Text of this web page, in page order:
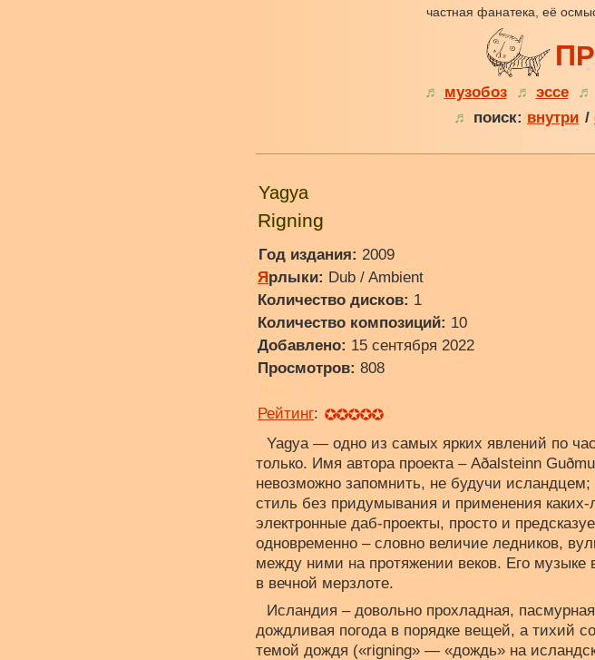
частная фанатека, её
ПР
♬ музобоз ♬ эссе ♬
♬
поиск: внутри /
Yagya
Rigning
Год издания: 2009
Ярлыки: Dub / Ambient
Количество дисков: 1
Количество композиций: 10
Добавлено: 15 сентября 2022
Просмотров: 808
Рейтинг:
Yagya — одно из самых ярких явлений по
только. Имя автора проекта – Aðalsteinn
невозможно запомнить, не будучи
стиль без придумывания и применения
электронные даб-проекты, просто и
одновременно – словно величие ледников,
между ними на протяжении веков. Его музыке
в вечной мерзлоте.
Исландия – довольно прохладная,
дождливая погода в порядке вещей, а тихий
темой дождя («rigning» — «дождь» на